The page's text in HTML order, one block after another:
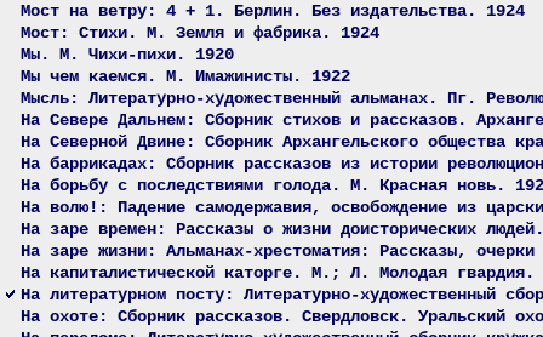
Мост на ветру: 4 + 1. Берлин. Без издательства. 1924
Мост: Стихи. М. Земля и фабрика. 1924
Мы. М. Чихи-пихи. 1920
Мы чем каемся. М. Имажинисты. 1922
Мысль: Литературно-художественный альманах. Пг.
На Севере Дальнем: Сборник стихов и рассказов.
На Северной Двине: Сборник Архангельского общества
На баррикадах: Сборник рассказов из истории
На борьбу с последствиями голода. М. Красная новь.
На волю!: Падение самодержавия, освобождение из
На заре времен: Рассказы о жизни доисторических
На заре жизни: Альманах-хрестоматия: Рассказы,
На капиталистической каторге. М.; Л. Молодая
На литературном посту: Литературно-художественный
На охоте: Сборник рассказов. Свердловск. Уральский